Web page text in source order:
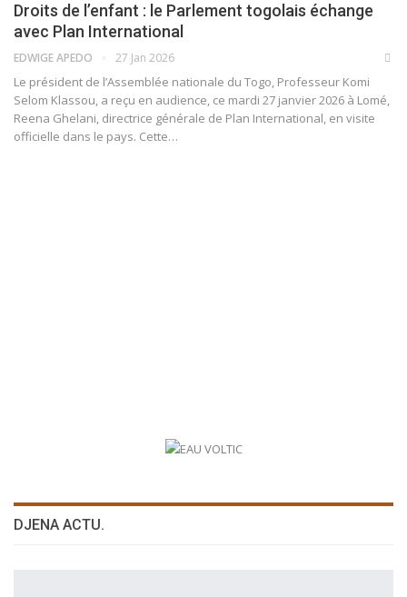
Droits de l’enfant : le Parlement togolais échange
avec Plan International
EDWIGE APEDO 27 Jan 2026
Le président de l’Assemblée nationale du Togo, Professeur Komi
Selom Klassou, a reçu en audience, ce mardi 27 janvier 2026 à Lomé,
Reena Ghelani, directrice générale de Plan International, en visite
officielle dans le pays. Cette…
DJENA ACTU.